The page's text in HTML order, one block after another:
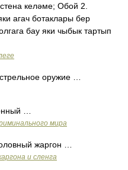
келәме; Обой 2.
агач ботаклары бер
бау яки чыбык тартып
оружие …
…
мира
жаргон …
и сленга